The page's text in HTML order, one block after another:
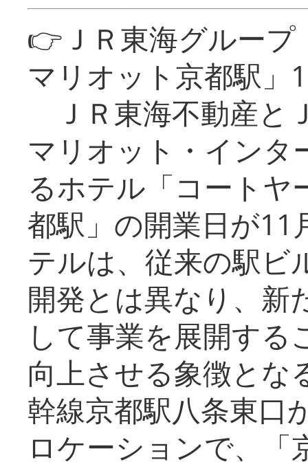
👉ＪＲ東海グルー
マリオット京都駅」
ＪＲ東海不動産と
マリオット・インタ
るホテル「コートヤ
都駅」の開業日が11
テルは、従来の駅ビ
開発とは異なり、新
して事業を展開する
向上させる象徴とな
幹線京都駅八条東口
ロケーションで、「